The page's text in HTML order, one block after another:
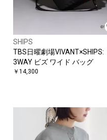
SHIPS
TBS日曜劇場VIVANT×SHIPS:
3WAY ビズ ワイド バッグ
￥14,300